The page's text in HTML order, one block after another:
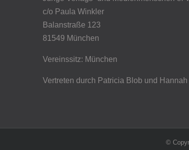
c/o Paula Winkler
Balanstraße 123
81549 München
Vereinssitz: München
Vertreten durch Patricia Blob und
©